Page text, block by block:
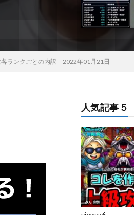
各ランクごとの内訳 2022年01月21日
人気記事５